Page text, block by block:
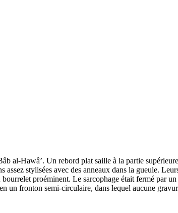
al-Hawâ’. Un rebord plat saille à la partie
stylisées avec des anneaux dans la gueule.
proéminent. Le sarcophage était fermé par
un fronton semi-circulaire, dans lequel aucune